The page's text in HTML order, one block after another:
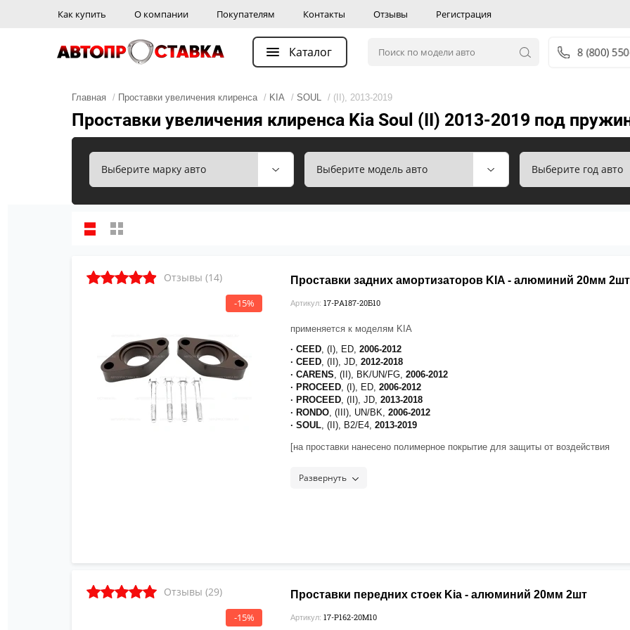
Как купить О компании Покупателям Контакты Отзывы Регистрация
Каталог 8 (800)
Главная / Проставки увеличения клиренса / KIA / SOUL / (II), 2013-2019
Проставки увеличения клиренса Kia Soul (II) 2013-2019 под
Отзывы (14)
-15%
Проставки задних амортизаторов KIA - алюминий 20мм 2шт
Артикул: 17-PA187-20Б10
применяется к моделям KIA
· CEED , (I), ED, 2006-2012
· CEED , (II), JD, 2012-2018
· CARENS , (II), BK/UN/FG, 2006-2012
· PROCEED , (I), ED, 2006-2012
· PROCEED , (II), JD, 2013-2018
· RONDO , (III), UN/BK, 2006-2012
· SOUL , (II), B2/E4, 2013-2019
[на проставки нанесено полимерное покрытие для защиты от воздействия
крепежа
Развернуть
Отзывы (29)
-15%
Проставки передних стоек Kia - алюминий 20мм 2шт
Артикул: 17-P162-20М10